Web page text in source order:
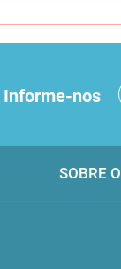
Informe-nos
SOBRE O